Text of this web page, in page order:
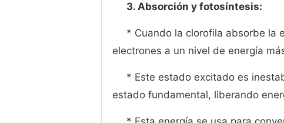
3. Absorción y fotosíntesis:
* Cuando la clorofila absorbe la
electrones a un nivel de energía
* Este estado excitado es
estado fundamental, liberando